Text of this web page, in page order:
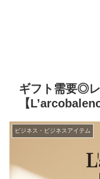
ギフト需要◎
【
ビジネス・ビジネスアイテム